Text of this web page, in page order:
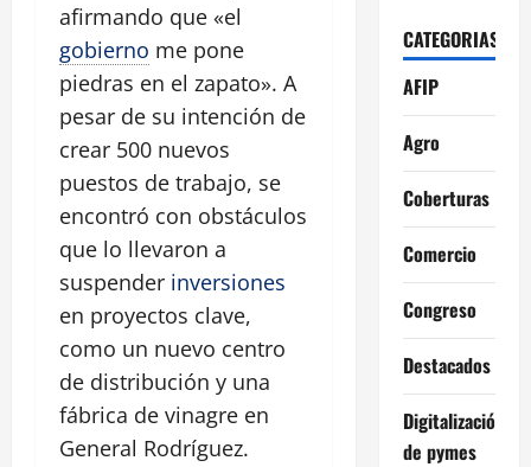
afirmando que «el
gobierno me pone
piedras en el zapato». A
pesar de su intención de
crear 500 nuevos
puestos de trabajo, se
encontró con obstáculos
que lo llevaron a
suspender inversiones
en proyectos clave,
como un nuevo centro
de distribución y una
fábrica de vinagre en
General Rodríguez.
CATEGORIAS
AFIP
Agro
Coberturas
Comercio
Congreso
Destacados
Digitalización
de pymes